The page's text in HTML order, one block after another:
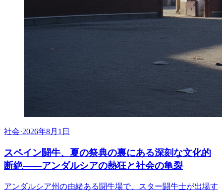
社会·2026年8月1日
スペイン闘牛、夏の祭典の裏にある深刻な文化的
断絶――アンダルシアの熱狂と社会の亀裂
アンダルシア州の由緒ある闘牛場で、スター闘牛士が出場す